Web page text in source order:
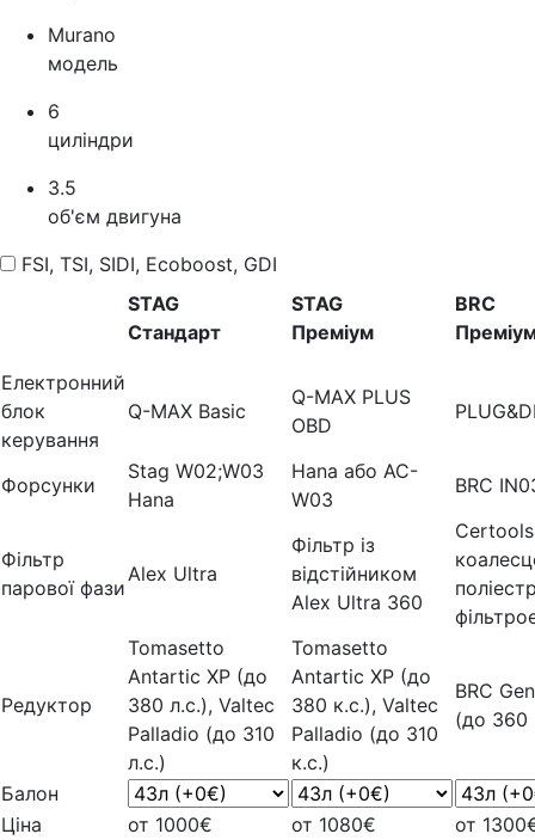
Murano
модель
6
циліндри
3.5
об'єм двигуна
FSI, TSI, SIDI, Ecoboost, GDI
STAG
Стандарт
STAG
Преміум
BRC
Електронний
блок
керування
Q-MAX Basic
Q-MAX PLUS
OBD
Форсунки
Stag W02;W03
Hana
Hana або AC-
W03
BRC
Фільтр
парової фази
Alex Ultra
Фільтр із
відстійником
Alex Ultra 360
Certools
Редуктор
Tomasetto
Antartic XP (до
380 л.с.), Valtec
Palladio (до 310
л.с.)
Tomasetto
Antartic XP (до
380 к.с.), Valtec
Palladio (до 310
к.с.)
BRC
(до 360
Балон
Ціна
от 1000€ от 1080€
от